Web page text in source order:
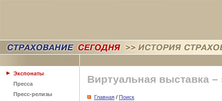
Экспонаты
Пресса
Пресс-релизы
Виртуальная выставка –
Главная / Поиск